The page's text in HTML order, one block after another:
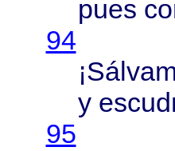
pues
94
¡
y
95